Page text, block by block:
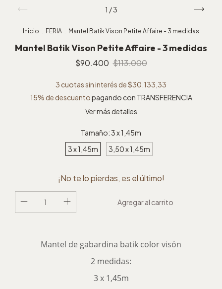
1 /3
Inicio FERIA Mantel Batik Vison Petite Affaire - 3 medidas
Mantel Batik Vison Petite Affaire - 3 medidas
$90.400 $113.000
3 cuotas sin interés de$30.133,33
15% de descuentopagando con TRANSFERENCIA
Ver más detalles
Tamaño:3 x 1,45m
3 x 1,45m
3,50 x 1,45m
¡No te lo pierdas, es el último!
Mantel de gabardina batik color visón
2 medidas:
3 x 1,45m